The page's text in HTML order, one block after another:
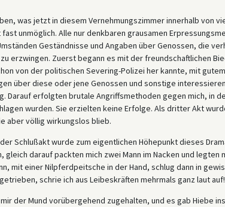
was jetzt in diesem Vernehmungszimmer innerhalb von
unmöglich. Alle nur denkbaren grausamen
Geständnisse und Angaben über Genossen, die
erzwingen. Zuerst begann es mit der freundschaftlichen
von der politischen Severing-Polizei her kannte, mit
über diese oder jene Genossen und sonstige
Darauf erfolgten brutale Angriffsmethoden gegen mich, in
wurden. Sie erzielten keine Erfolge. Als dritter Akt
aber völlig wirkungslos blieb.
Schlußakt wurde zum eigentlichen Höhepunkt dieses
gleich darauf packten mich zwei Mann im Nacken und
mit einer Nilpferdpeitsche in der Hand, schlug dann in
schrie ich aus Leibeskräften mehrmals ganz laut auf!
der Mund vorübergehend zugehalten, und es gab Hiebe